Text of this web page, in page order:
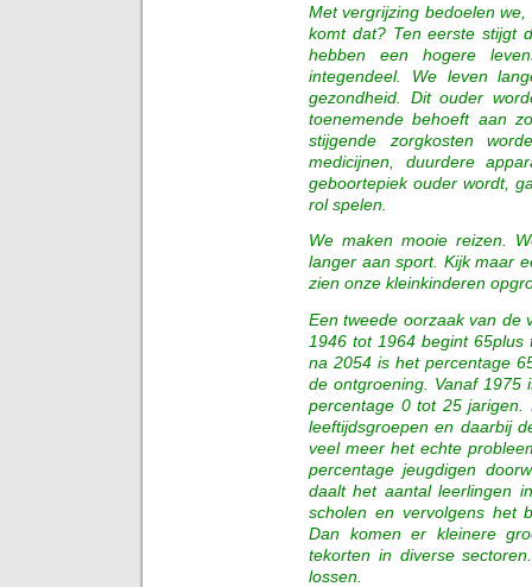
Met vergrijzing bedoelen
komt dat? Ten eerste stijgt
hebben een hogere
integendeel. We leven
gezondheid. Dit ouder
toenemende behoeft aan
stijgende zorgkosten
medicijnen, duurdere
geboortepiek ouder wordt,
rol spelen.
We maken mooie reizen.
langer aan sport. Kijk maar
zien onze kleinkinderen
Een tweede oorzaak van de
1946 tot 1964 begint
na 2054 is het percentage
de ontgroening. Vanaf 1975
percentage 0 tot 25
leeftijdsgroepen en daarbij
veel meer het echte
percentage jeugdigen
daalt het aantal leerlingen
scholen en vervolgens het
Dan komen er kleinere
tekorten in diverse
lossen.